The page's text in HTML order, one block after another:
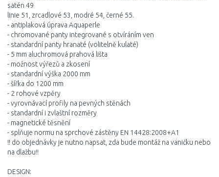
satén 49
linie 51, zrcadlové 53, modré 54, černé 55.
- antiplaková úprava Aquaperle
- chromované panty integrované s otvíráním ven
- standardní panty hranaté (volitelně kulaté)
- 5 mm aluchromová prahová lišta
- možnost výřezů a zkosení
- standardní výška 2000 mm
- šířka do 1200 mm
- 2 rohové vzpěry
- vyrovnávací profily na pevných stěnách
- standardní i zvlaštní rozměry
- magnetické těsnění
- splňuje normu na sprchové zástěny EN 14428:2008+A1
!! do objednávky je nutno napsat, zda bude montáž na vaničku nebo
na dlažbu!!
DESIGN: